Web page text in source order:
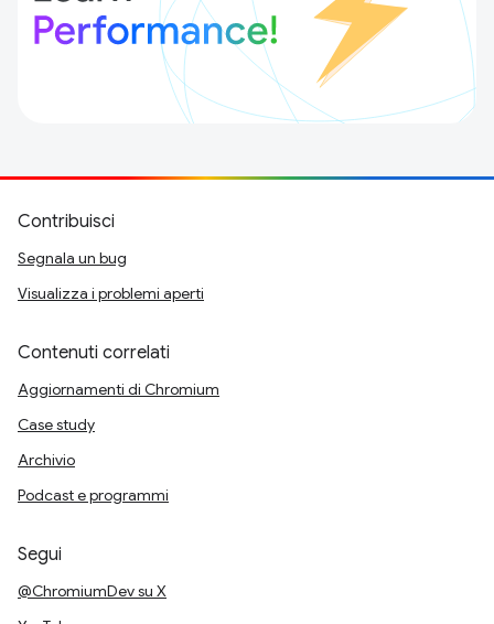
Contribuisci
Segnala un bug
Visualizza i problemi aperti
Contenuti correlati
Aggiornamenti di Chromium
Case study
Archivio
Podcast e programmi
Segui
@ChromiumDev su X